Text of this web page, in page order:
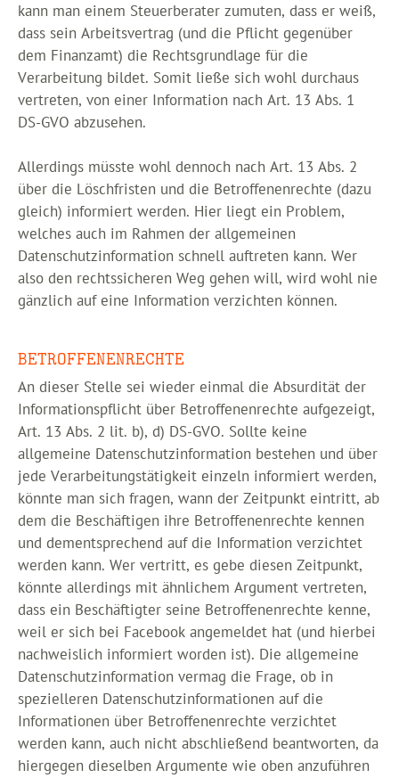
kann man einem Steuerberater zumuten, dass er weiß,
dass sein Arbeitsvertrag (und die Pflicht gegenüber
dem Finanzamt) die Rechtsgrundlage für die
Verarbeitung bildet. Somit ließe sich wohl durchaus
vertreten, von einer Information nach Art. 13 Abs. 1
DS-GVO abzusehen.
Allerdings müsste wohl dennoch nach Art. 13 Abs. 2
über die Löschfristen und die Betroffenenrechte (dazu
gleich) informiert werden. Hier liegt ein Problem,
welches auch im Rahmen der allgemeinen
Datenschutzinformation schnell auftreten kann. Wer
also den rechtssicheren Weg gehen will, wird wohl nie
gänzlich auf eine Information verzichten können.
BETROFFENENRECHTE
An dieser Stelle sei wieder einmal die Absurdität der
Informationspflicht über Betroffenenrechte aufgezeigt,
Art. 13 Abs. 2 lit. b), d) DS-GVO. Sollte keine
allgemeine Datenschutzinformation bestehen und über
jede Verarbeitungstätigkeit einzeln informiert werden,
könnte man sich fragen, wann der Zeitpunkt eintritt, ab
dem die Beschäftigen ihre Betroffenenrechte kennen
und dementsprechend auf die Information verzichtet
werden kann. Wer vertritt, es gebe diesen Zeitpunkt,
könnte allerdings mit ähnlichem Argument vertreten,
dass ein Beschäftigter seine Betroffenenrechte kenne,
weil er sich bei Facebook angemeldet hat (und hierbei
nachweislich informiert worden ist). Die allgemeine
Datenschutzinformation vermag die Frage, ob in
spezielleren Datenschutzinformationen auf die
Informationen über Betroffenenrechte verzichtet
werden kann, auch nicht abschließend beantworten, da
hiergegen dieselben Argumente wie oben anzuführen